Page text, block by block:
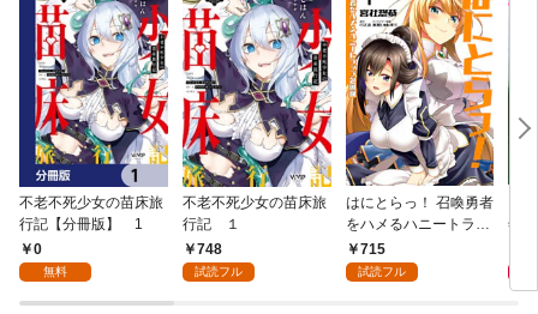
不老不死少女の苗床旅
行記【分冊版】 1
0
無料
不老不死少女の苗床旅
行記 １
748
試読フル
はにとらっ！ 召喚勇者
をハメるハニートラッ
プ包囲網 1
715
試読フル
年9